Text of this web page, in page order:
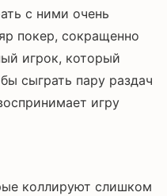
с ними очень
покер, сокращенно
игрок, который
сыграть пару раздач
игру
коллируют слишком